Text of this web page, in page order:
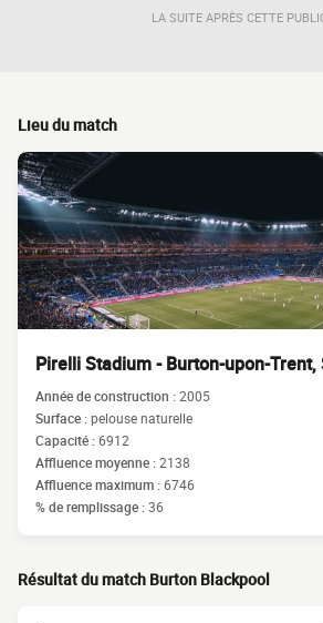
LA SUITE APRÈS CETTE
Lieu du match
Pirelli Stadium - Burton-upon-
Année de construction :2005
Surface :pelouse naturelle
Capacité :6912
Affluence moyenne :2138
Affluence maximum :6746
% de remplissage :36
Résultat du match Burton Blackpool